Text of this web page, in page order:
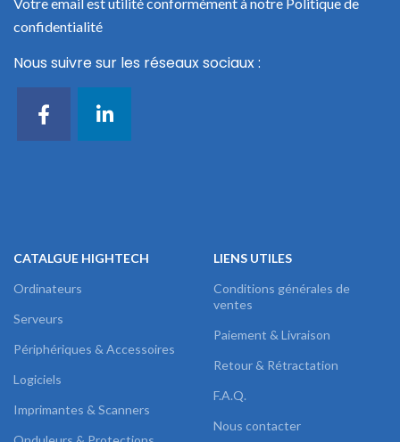
confidentialité
Nous suivre sur les réseaux sociaux :
CATALGUE HIGHTECH
Ordinateurs
Serveurs
Périphériques & Accessoires
Logiciels
Imprimantes & Scanners
LIENS UTILES
Conditions générales de
ventes
Paiement & Livraison
Retour & Rétractation
F.A.Q.
Nous contacter